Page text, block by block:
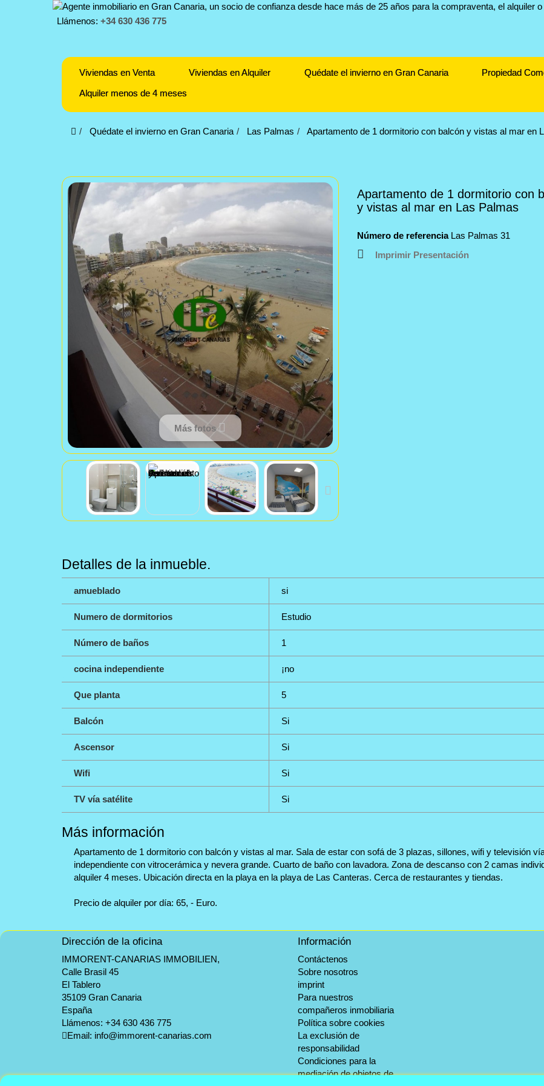
Llámenos: +34 630 436 775
Viviendas en Venta Viviendas en Alquiler Quédate el invierno en Gran Canaria Propiedad
Alquiler menos de 4 meses
Quédate el invierno en Gran Canaria Las Palmas Apartamento de 1 dormitorio con balcón y vistas al mar en
Más fotos
Apartamento de 1 dormitorio con
y vistas al mar en Las Palmas
Número de referencia Las Palmas 31
Imprimir Presentación
Detalles de la inmueble.
amueblado si
Numero de dormitorios Estudio
Número de baños 1
cocina independiente ¡no
Que planta 5
Balcón Si
Ascensor Si
Wifi Si
TV vía satélite Si
Más información
Apartamento de 1 dormitorio con balcón y vistas al mar. Sala de estar con sofá de 3 plazas, sillones, wifi y televisión
independiente con vitrocerámica y nevera grande. Cuarto de baño con lavadora. Zona de descanso con 2 camas
alquiler 4 meses. Ubicación directa en la playa en la playa de Las Canteras. Cerca de restaurantes y tiendas.
Precio de alquiler por día: 65, - Euro.
Dirección de la oficina
IMMORENT-CANARIAS IMMOBILIEN,
Calle Brasil 45
El Tablero
35109 Gran Canaria
España
Llámenos: +34 630 436 775
Email: info@immorent-canarias.com
Información
Contáctenos
Sobre nosotros
imprint
Para nuestros
compañeros inmobiliaria
Política sobre cookies
La exclusión de
responsabilidad
Condiciones para la
mediación de objetos de